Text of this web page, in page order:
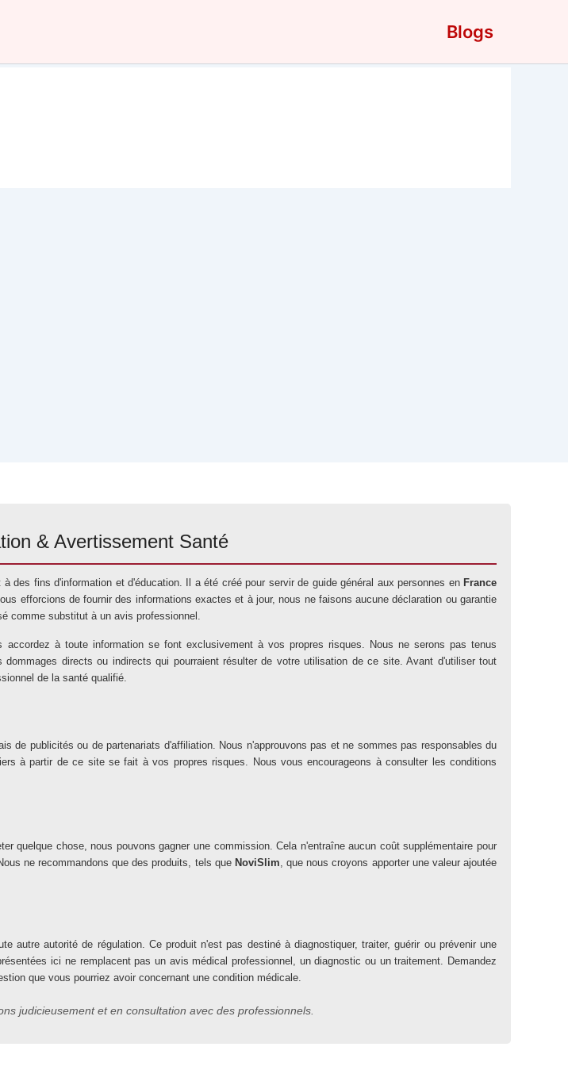
Blogs
& Avertissement Santé
des fins d'information et d'éducation. Il a été créé pour servir de guide général aux personnes en France
efforcions de fournir des informations exactes et à jour, nous ne faisons aucune déclaration ou garantie
comme substitut à un avis professionnel.
à toute information se font exclusivement à vos propres risques. Nous ne serons pas tenus
directs ou indirects qui pourraient résulter de votre utilisation de ce site. Avant d'utiliser tout
de la santé qualifié.
de publicités ou de partenariats d'affiliation. Nous n'approuvons pas et ne sommes pas responsables du
à partir de ce site se fait à vos propres risques. Nous vous encourageons à consulter les conditions
chose, nous pouvons gagner une commission. Cela n'entraîne aucun coût supplémentaire pour
ne recommandons que des produits, tels que NoviSlim, que nous croyons apporter une valeur ajoutée
autre autorité de régulation. Ce produit n'est pas destiné à diagnostiquer, traiter, guérir ou prévenir une
ici ne remplacent pas un avis médical professionnel, un diagnostic ou un traitement. Demandez
que vous pourriez avoir concernant une condition médicale.
judicieusement et en consultation avec des professionnels.